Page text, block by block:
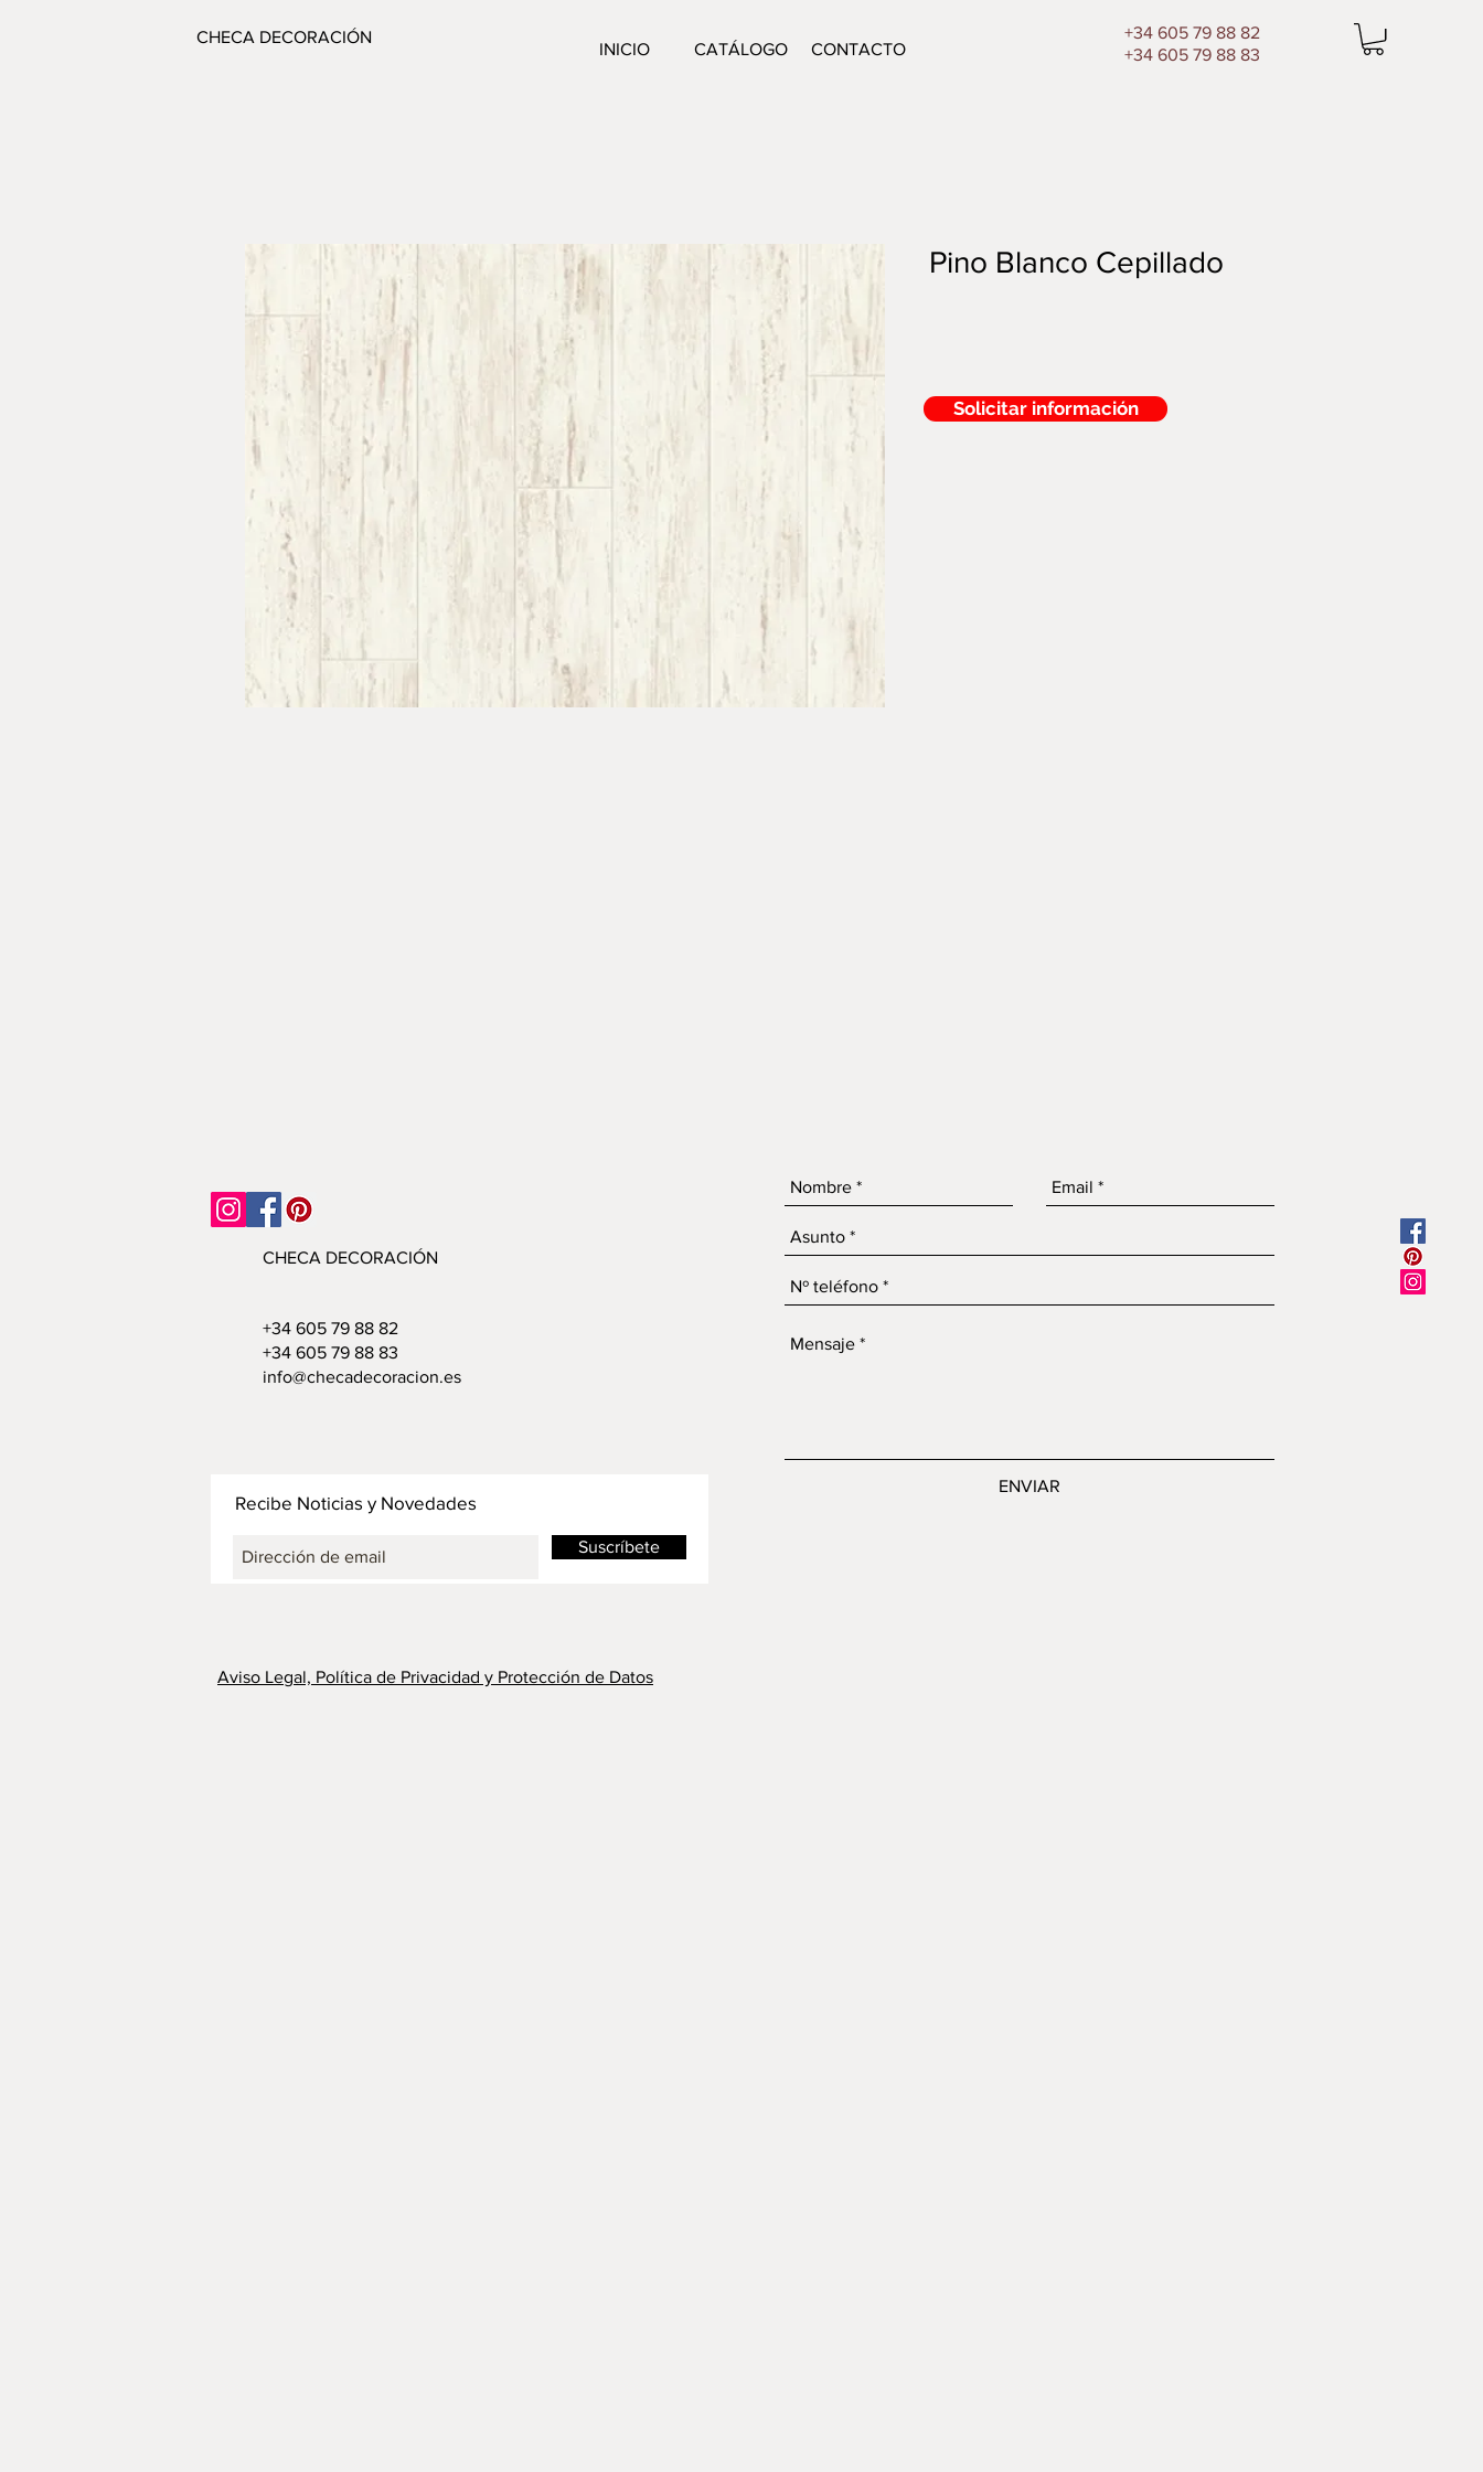
CHECA DECORACIÓN
INICIO CATÁLOGO CONTACTO
+34 605 79 88 82
+34 605 79 88 83
Pino Blanco Cepillado
Solicitar información
CHECA DECORACIÓN
+34 605 79 88 82
+34 605 79 88 83
info@checadecoracion.es
Recibe Noticias y Novedades
Suscríbete
ENVIAR
Aviso Legal, Política de Privacidad y Protección de Datos